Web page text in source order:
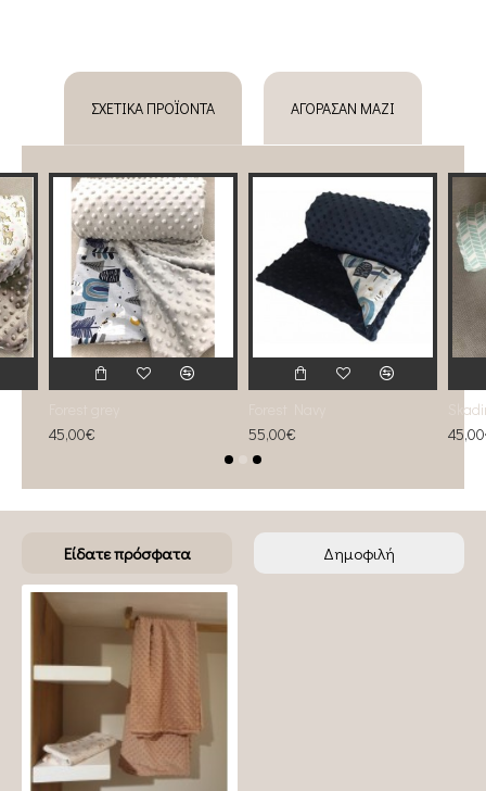
ΣΧΕΤΙΚΆ ΠΡΟΪΌΝΤΑ ΑΓΌΡΑΣΑΝ ΜΑΖΊ
45,00€
55,00€
Είδατε πρόσφατα Δημοφιλή